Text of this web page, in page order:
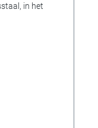
in het